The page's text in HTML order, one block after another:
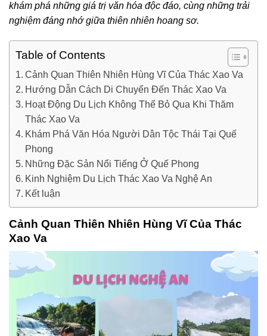
khám phá những giá trị văn hóa độc đáo, cùng những trải
nghiệm đáng nhớ giữa thiên nhiên hoang sơ.
Table of Contents
Cảnh Quan Thiên Nhiên Hùng Vĩ Của Thác Xao Va
Hướng Dẫn Cách Di Chuyển Đến Thác Xao Va
Hoạt Động Du Lịch Không Thể Bỏ Qua Khi Thăm
Thác Xao Va
Khám Phá Văn Hóa Người Dân Tộc Thái Tại Quế
Phong
Những Đặc Sản Nổi Tiếng Ở Quế Phong
Kinh Nghiệm Du Lịch Thác Xao Va Nghệ An
Kết luận
Cảnh Quan Thiên Nhiên Hùng Vĩ Của Thác
Xao Va